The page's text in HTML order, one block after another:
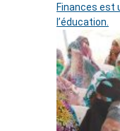
Finances est
l’éducation.